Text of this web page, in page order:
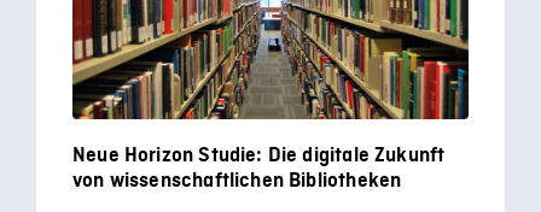
Neue Horizon Studie: Die digitale Zukunft
von wissenschaftlichen Bibliotheken